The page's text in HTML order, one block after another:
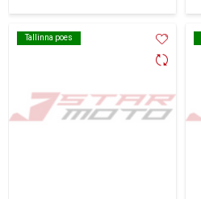
Tallinna poes
Tallinna poes